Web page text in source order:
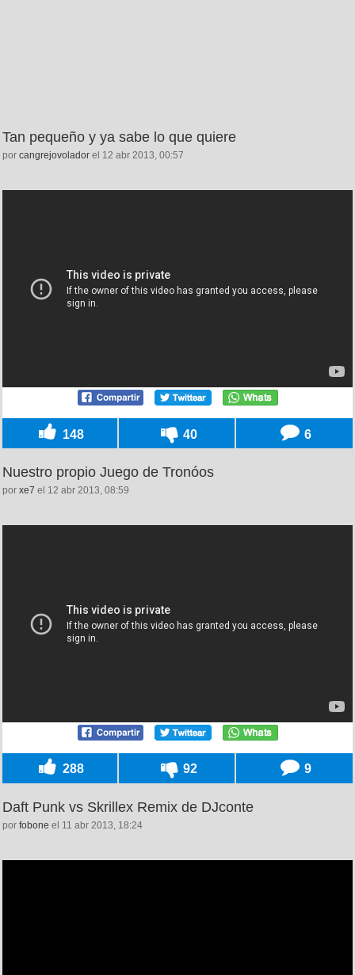
Tan pequeño y ya sabe lo que quiere
por cangrejovolador el 12 abr 2013, 00:57
148 40 6
Nuestro propio Juego de Tronóos
por xe7 el 12 abr 2013, 08:59
288 92 9
Daft Punk vs Skrillex Remix de DJconte
por fobone el 11 abr 2013, 18:24